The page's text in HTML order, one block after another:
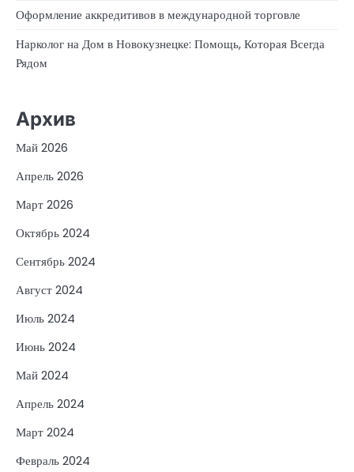
Оформление аккредитивов в международной торговле
Нарколог на Дом в Новокузнецке: Помощь, Которая Всегда
Рядом
Архив
Май 2026
Апрель 2026
Март 2026
Октябрь 2024
Сентябрь 2024
Август 2024
Июль 2024
Июнь 2024
Май 2024
Апрель 2024
Март 2024
Февраль 2024